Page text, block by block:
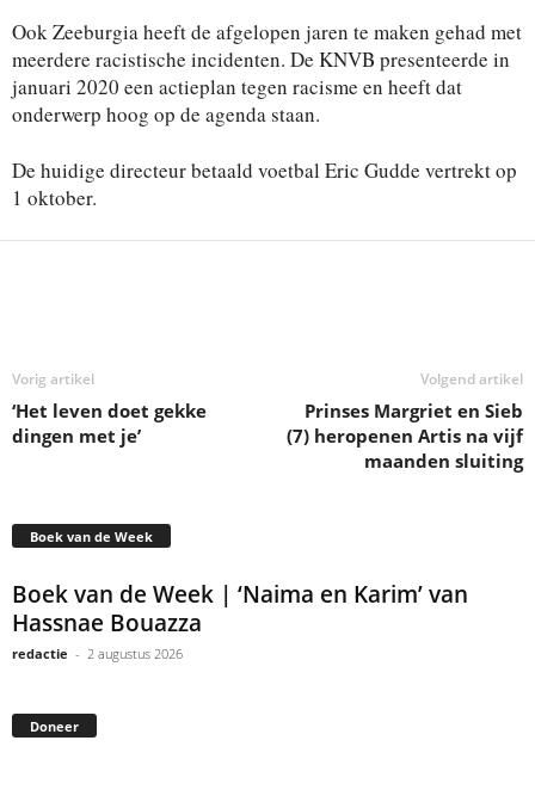
Ook Zeeburgia heeft de afgelopen jaren te maken gehad met
meerdere racistische incidenten. De KNVB presenteerde in
januari 2020 een actieplan tegen racisme en heeft dat
onderwerp hoog op de agenda staan.
De huidige directeur betaald voetbal Eric Gudde vertrekt op
1 oktober.
Vorig artikel
‘Het leven doet gekke
dingen met je’
Volgend artikel
Prinses Margriet en Sieb
(7) heropenen Artis na vijf
maanden sluiting
Boek van de Week
Boek van de Week | ‘Naima en Karim’ van
Hassnae Bouazza
redactie - 2 augustus 2026
Doneer